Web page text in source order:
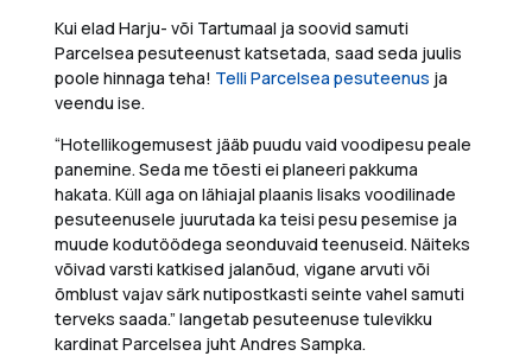
Kui elad Harju- või Tartumaal ja soovid samuti
Parcelsea pesuteenust katsetada, saad seda juulis
poole hinnaga teha! Telli Parcelsea pesuteenus ja
veendu ise.
“Hotellikogemusest jääb puudu vaid voodipesu peale
panemine. Seda me tõesti ei planeeri pakkuma
hakata. Küll aga on lähiajal plaanis lisaks voodilinade
pesuteenusele juurutada ka teisi pesu pesemise ja
muude kodutöödega seonduvaid teenuseid. Näiteks
võivad varsti katkised jalanõud, vigane arvuti või
õmblust vajav särk nutipostkasti seinte vahel samuti
terveks saada.” langetab pesuteenuse tulevikku
kardinat Parcelsea juht Andres Sampka.